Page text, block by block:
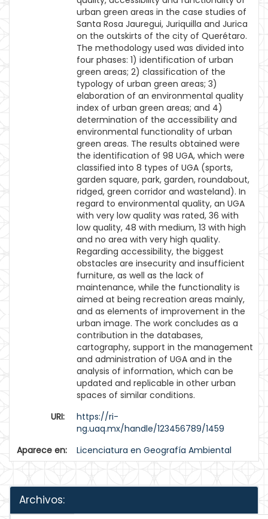
urban green areas in the case studies of
Santa Rosa Jauregui, Juriquilla and Jurica
on the outskirts of the city of Querétaro.
The methodology used was divided into
four phases: 1) identification of urban
green areas; 2) classification of the
typology of urban green areas; 3)
elaboration of an environmental quality
index of urban green areas; and 4)
determination of the accessibility and
environmental functionality of urban
green areas. The results obtained were
the identification of 98 UGA, which were
classified into 8 types of UGA (sports,
garden square, park, garden, roundabout,
ridged, green corridor and wasteland). In
regard to environmental quality, an UGA
with very low quality was rated, 36 with
low quality, 48 with medium, 13 with high
and no area with very high quality.
Regarding accessibility, the biggest
obstacles are insecurity and insufficient
furniture, as well as the lack of
maintenance, while the functionality is
aimed at being recreation areas mainly,
and as elements of improvement in the
urban image. The work concludes as a
contribution in the databases,
cartography, support in the management
and administration of UGA and in the
analysis of information, which can be
updated and replicable in other urban
spaces of similar conditions.
URI:
https://ri-
ng.uaq.mx/handle/123456789/1459
Aparece en:
Licenciatura en Geografía Ambiental
Archivos: